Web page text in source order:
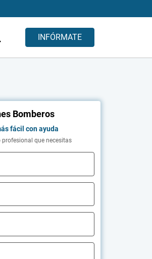
INFÓRMATE
Bomberos
fácil con ayuda
profesional que necesitas